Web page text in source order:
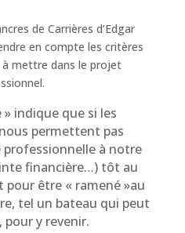
de Carrières d’Edgar
en compte les critères
mettre dans le projet
indique que si les
permettent pas
à notre
financière…) tôt au
être « ramené »au
tel un bateau qui peut
pour y revenir.